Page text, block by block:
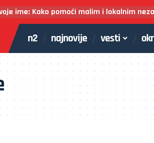
ime: Kako pomoći malim i lokalnim
n2 najnovije vesti